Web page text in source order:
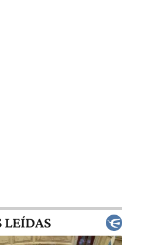
LEÍDAS